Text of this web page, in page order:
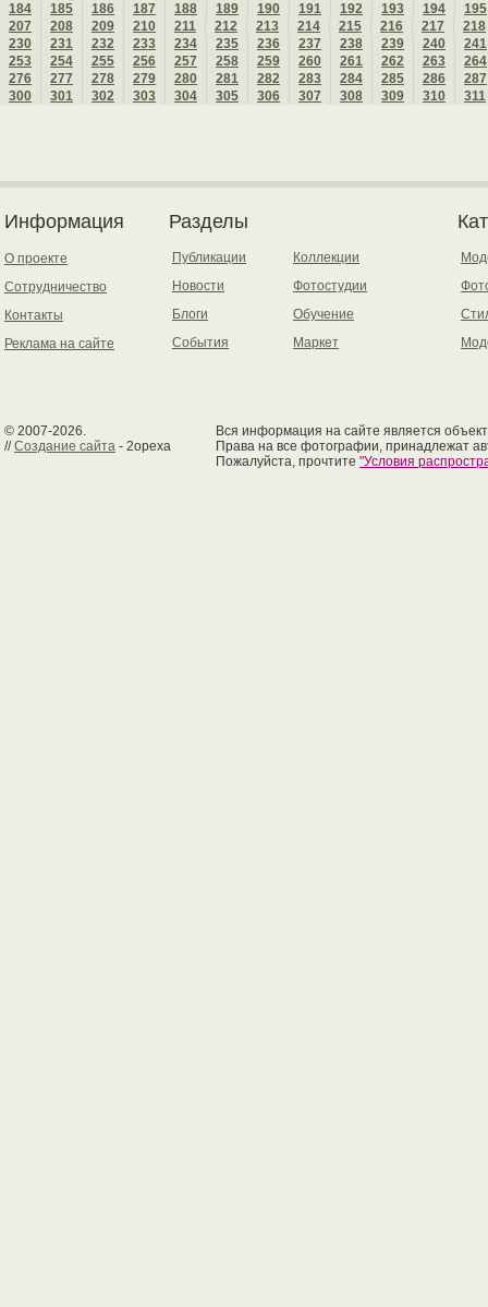
184
185 186 187 188 189 190 191 192 193 194
195
207
208 209 210 211 212 213 214 215 216 217
218
230
231 232 233 234 235 236 237 238 239 240
241
253
254 255 256 257 258 259 260 261 262 263
264
276
277 278 279 280 281 282 283 284 285 286
287
300
301 302 303 304 305 306 307 308 309 310 311
Информация
О проекте
Сотрудничество
Контакты
Реклама на сайте
Разделы
Публикации
Новости
Блоги
События
Коллекции
Фотостудии
Обучение
Маркет
© 2007-2026.
//Создание сайта - 2opexa
Вся информация на сайте является
Права на все фотографии, принадлежат
Пожалуйста, прочтите "Условия